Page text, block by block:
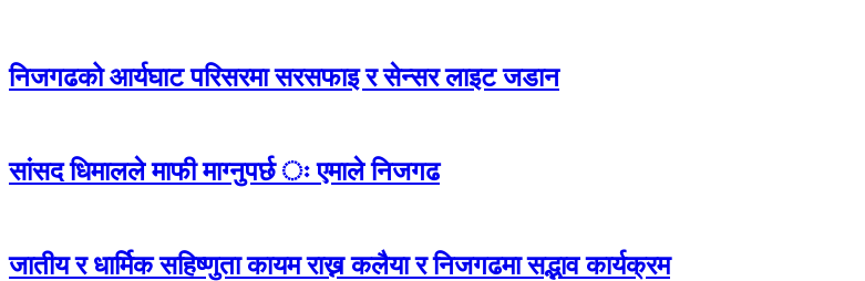
निजगढको आर्यघाट परिसरमा सरसफाइ र सेन्सर लाइट जडान
सांसद धिमालले माफी माग्नुपर्छ ः एमाले निजगढ
जातीय र धार्मिक सहिष्णुता कायम राख्न कलैया र निजगढमा सद्भाव कार्यक्रम